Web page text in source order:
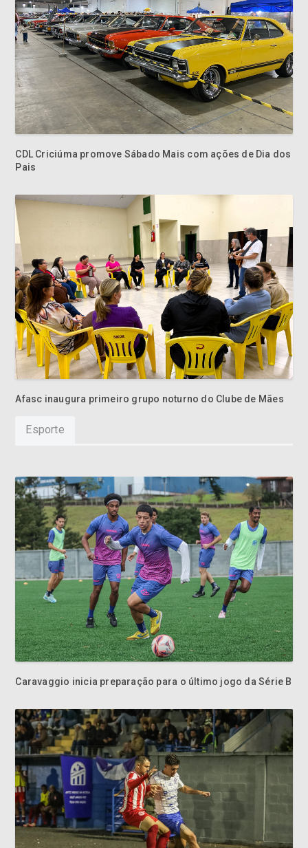
CDL Criciúma promove Sábado Mais com ações de Dia dos
Pais
Afasc inaugura primeiro grupo noturno do Clube de Mães
Esporte
Caravaggio inicia preparação para o último jogo da Série B